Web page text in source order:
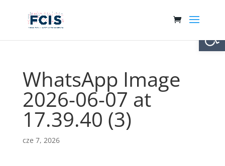
WhatsApp Image
2026-06-07 at
17.39.40 (3)
cze 7, 2026